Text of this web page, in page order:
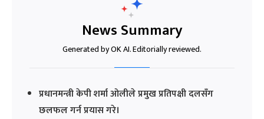
News Summary
Generated by OK AI. Editorially reviewed.
प्रधानमन्त्री केपी शर्मा ओलीले प्रमुख प्रतिपक्षी दलसँग
छलफल गर्न प्रयास गरे।